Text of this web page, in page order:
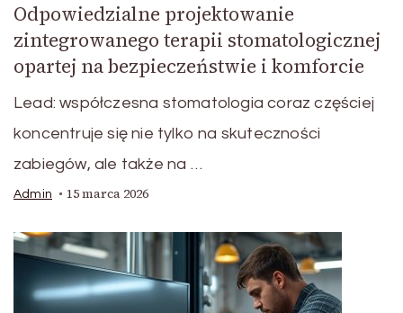
Odpowiedzialne projektowanie
zintegrowanego terapii stomatologicznej
opartej na bezpieczeństwie i komforcie
Lead: współczesna stomatologia coraz częściej
koncentruje się nie tylko na skuteczności
zabiegów, ale także na …
Admin 15 marca 2026